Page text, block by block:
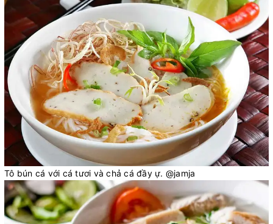
Tô bún cá với cá tươi và chả cá đầy ự. @jamja